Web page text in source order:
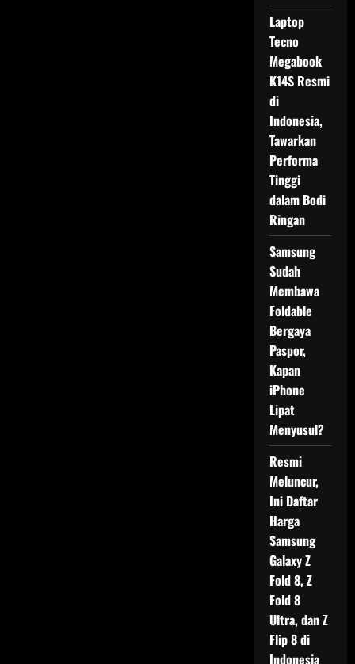
Laptop
Tecno
Megabook
K14S Resmi
di
Indonesia,
Tawarkan
Performa
Tinggi
dalam Bodi
Ringan
Samsung
Sudah
Membawa
Foldable
Bergaya
Paspor,
Kapan
iPhone
Lipat
Menyusul?
Resmi
Meluncur,
Ini Daftar
Harga
Samsung
Galaxy Z
Fold 8, Z
Fold 8
Ultra, dan Z
Flip 8 di
Indonesia